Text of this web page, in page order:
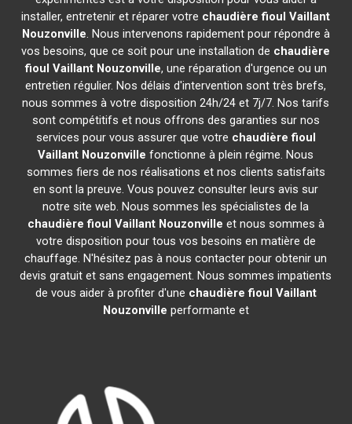
installer, entretenir et réparer votre chaudière fioul Vaillant
Nouzonville. Nous intervenons rapidement pour répondre à
vos besoins, que ce soit pour une installation de chaudière
fioul Vaillant Nouzonville, une réparation d'urgence ou un
entretien régulier. Nos délais d'intervention sont très brefs,
nous sommes à votre disposition 24h/24 et 7j/7. Nos tarifs
sont compétitifs et nous offrons des garanties sur nos
services pour vous assurer que votre chaudière fioul
Vaillant Nouzonville fonctionne à plein régime. Nous
sommes fiers de nos réalisations et nos clients satisfaits
en sont la preuve. Vous pouvez consulter leurs avis sur
notre site web. Nous sommes les spécialistes de la
chaudière fioul Vaillant Nouzonville et nous sommes à
votre disposition pour tous vos besoins en matière de
chauffage. N'hésitez pas à nous contacter pour obtenir un
devis gratuit et sans engagement. Nous sommes impatients
de vous aider à profiter d'une chaudière fioul Vaillant
Nouzonville performante et